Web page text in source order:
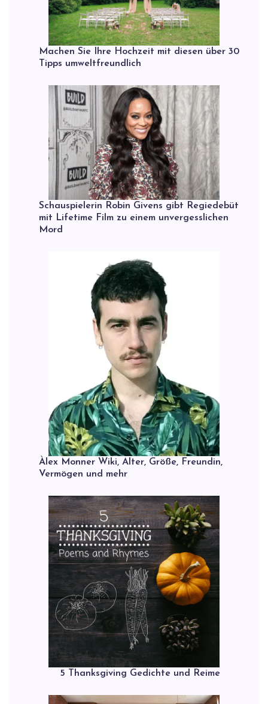
Machen Sie Ihre Hochzeit mit diesen über 30
Tipps umweltfreundlich
Schauspielerin Robin Givens gibt Regiedebüt
mit Lifetime Film zu einem unvergesslichen
Mord
Àlex Monner Wiki, Alter, Größe, Freundin,
Vermögen und mehr
5 Thanksgiving Gedichte und Reime